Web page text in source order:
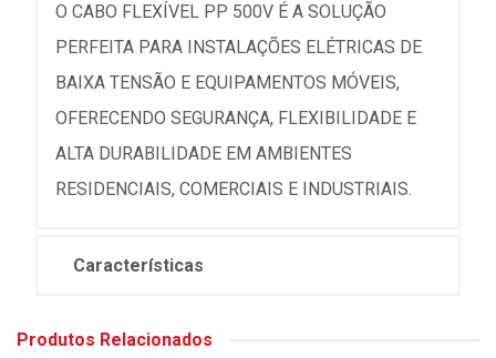
O CABO FLEXÍVEL PP 500V É A SOLUÇÃO
PERFEITA PARA INSTALAÇÕES ELÉTRICAS DE
BAIXA TENSÃO E EQUIPAMENTOS MÓVEIS,
OFERECENDO SEGURANÇA, FLEXIBILIDADE E
ALTA DURABILIDADE EM AMBIENTES
RESIDENCIAIS, COMERCIAIS E INDUSTRIAIS.
Características
Produtos Relacionados